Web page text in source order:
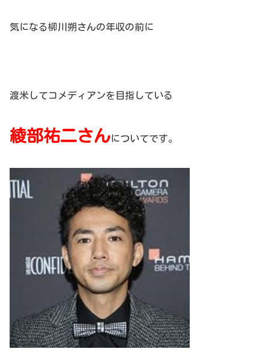
気になる柳川朔さんの年収の前に
渡米してコメディアンを目指している
綾部祐二さんについてです。